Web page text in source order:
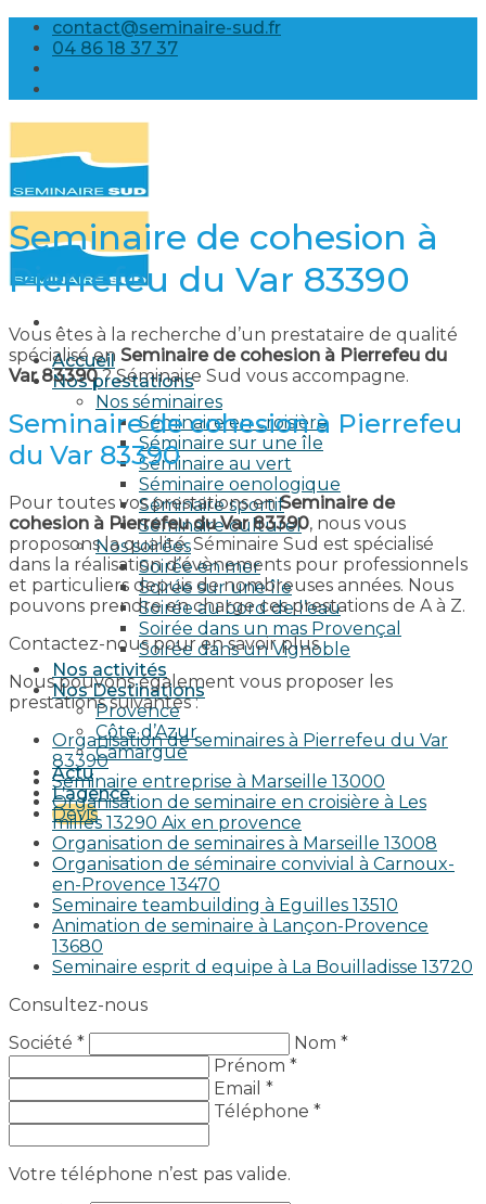
Skip
content
contact@seminaire-sud.fr
04 86 18 37 37
Accueil
Nos prestations
Nos séminaires
Séminaire en croisière
Séminaire sur une île
Séminaire au vert
Séminaire oenologique
Séminaire sportif
Séminaire culturel
Nos soirées
Soirée en mer
Soirée sur une île
Soirée au bord de l’eau
Soirée dans un mas Provençal
Soirée dans un Vignoble
Nos activités
Nos Destinations
Provence
Côte d’Azur
Camargue
Actu
L’agence
Devis
Seminaire de cohesion à
Pierrefeu du Var 83390
Vous êtes à la recherche d’un prestataire de qualité
spécialisé en Seminaire de cohesion à Pierrefeu du
Var 83390? Séminaire Sud vous accompagne.
Seminaire de cohesion à Pierrefeu
du Var 83390
Pour toutes vos prestations enSeminaire de
cohesion à Pierrefeu du Var 83390, nous vous
proposons la qualité. Séminaire Sud est spécialisé
dans la réalisation d’évènements pour professionnels
et particuliers depuis de nombreuses années. Nous
pouvons prendre en charge ces prestations de A à Z.
Contactez-nous pour en savoir plus.
Nous pouvons également vous proposer les
prestations suivantes :
Organisation de seminaires à Pierrefeu du Var
83390
Seminaire entreprise à Marseille 13000
Organisation de seminaire en croisière à Les
milles 13290 Aix en provence​
Organisation de seminaires à Marseille 13008
Organisation de séminaire convivial à Carnoux-
en-Provence 13470
Seminaire teambuilding à Eguilles 13510
Animation de seminaire à Lançon-Provence
13680
Seminaire esprit d equipe à La Bouilladisse 13720
Consultez-nous
Société *
Nom *
Prénom *
Email *
Téléphone *
Votre téléphone n’est pas valide.